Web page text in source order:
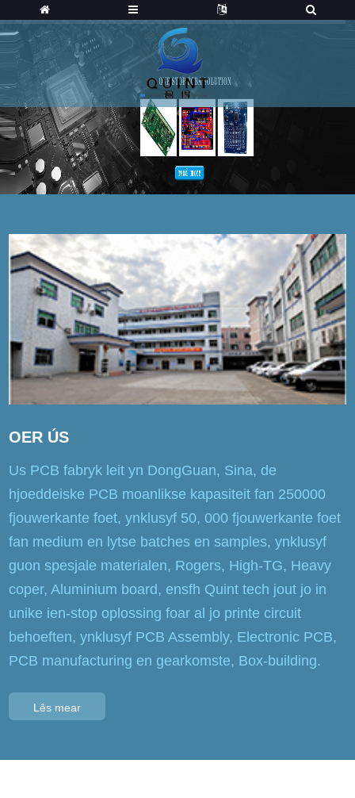
OER ÚS
Us PCB fabryk leit yn DongGuan, Sina, de
hjoeddeiske PCB moanlikse kapasiteit fan 250000
fjouwerkante foet, ynklusyf 50, 000 fjouwerkante foet
fan medium en lytse batches en samples, ynklusyf
guon spesjale materialen, Rogers, High-TG, Heavy
coper, Aluminium board, ensfh Quint tech jout jo in
unike ien-stop oplossing foar al jo printe circuit
behoeften, ynklusyf PCB Assembly, Electronic PCB,
PCB manufacturing en gearkomste, Box-building.
Lês mear